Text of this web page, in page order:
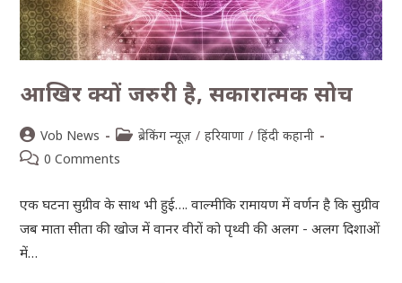
आखिर क्यों जरुरी है, सकारात्मक सोच
Vob News ब्रेकिंग न्यूज़ / हरियाणा / हिंदी कहानी
0 Comments
एक घटना सुग्रीव के साथ भी हुई…. वाल्मीकि रामायण में वर्णन है कि सुग्रीव
जब माता सीता की खोज में वानर वीरों को पृथ्वी की अलग - अलग दिशाओं
में…